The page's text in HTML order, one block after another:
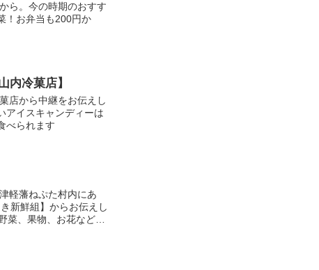
ら。今の時期のおすす
！お弁当も200円か
内冷菓店】
店から中継をお伝えし
アイスキャンディーは
べられます
軽藩ねぷた村内にあ
新鮮組】からお伝えし
菜、果物、お花などを